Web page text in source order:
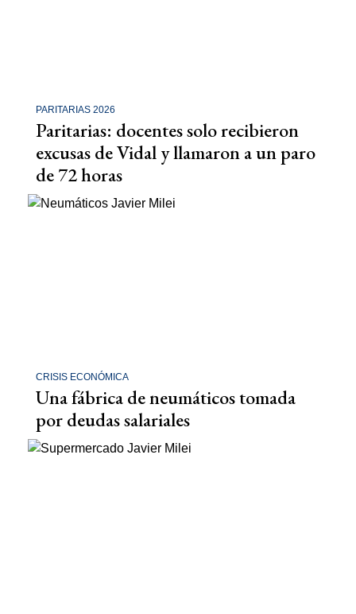
PARITARIAS 2026
Paritarias: docentes solo recibieron
excusas de Vidal y llamaron a un paro
de 72 horas
CRISIS ECONÓMICA
Una fábrica de neumáticos tomada
por deudas salariales